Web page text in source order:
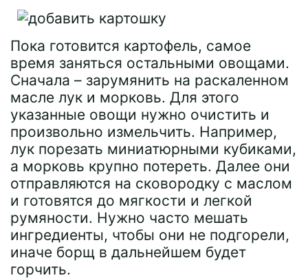
Пока готовится картофель, самое
время заняться остальными овощами.
Сначала – зарумянить на раскаленном
масле лук и морковь. Для этого
указанные овощи нужно очистить и
произвольно измельчить. Например,
лук порезать миниатюрными кубиками,
а морковь крупно потереть. Далее они
отправляются на сковородку с маслом
и готовятся до мягкости и легкой
румяности. Нужно часто мешать
ингредиенты, чтобы они не подгорели,
иначе борщ в дальнейшем будет
горчить.